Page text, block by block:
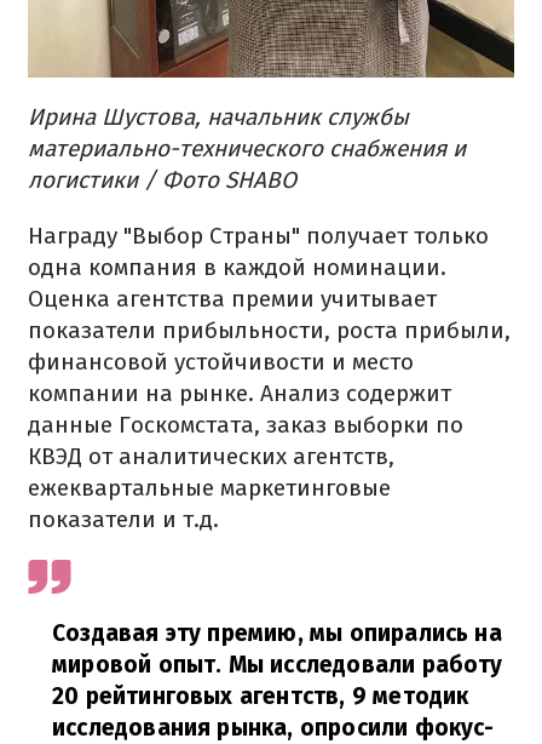
Ирина Шустова, начальник службы
материально-технического снабжения и
логистики / Фото SHABO
Награду "Выбор Страны" получает только
одна компания в каждой номинации.
Оценка агентства премии учитывает
показатели прибыльности, роста прибыли,
финансовой устойчивости и место
компании на рынке. Анализ содержит
данные Госкомстата, заказ выборки по
КВЭД от аналитических агентств,
ежеквартальные маркетинговые
показатели и т.д.
Создавая эту премию, мы опирались на
мировой опыт. Мы исследовали работу
20 рейтинговых агентств, 9 методик
исследования рынка, опросили фокус-